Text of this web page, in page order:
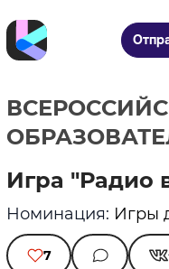
Игра "Радио
Номинация: Игры
7